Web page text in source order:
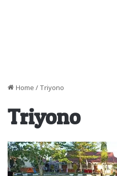
Home / Triyono
Triyono